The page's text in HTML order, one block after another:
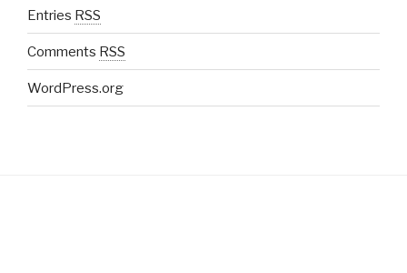
Entries RSS
Comments RSS
WordPress.org